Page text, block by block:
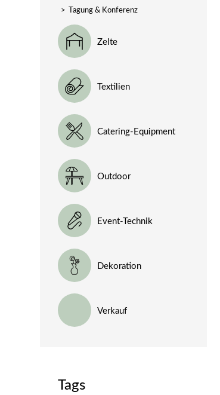
>
Tagung & Konferenz
Zelte
Textilien
Catering-Equipment
Outdoor
Event-Technik
Dekoration
Verkauf
Tags